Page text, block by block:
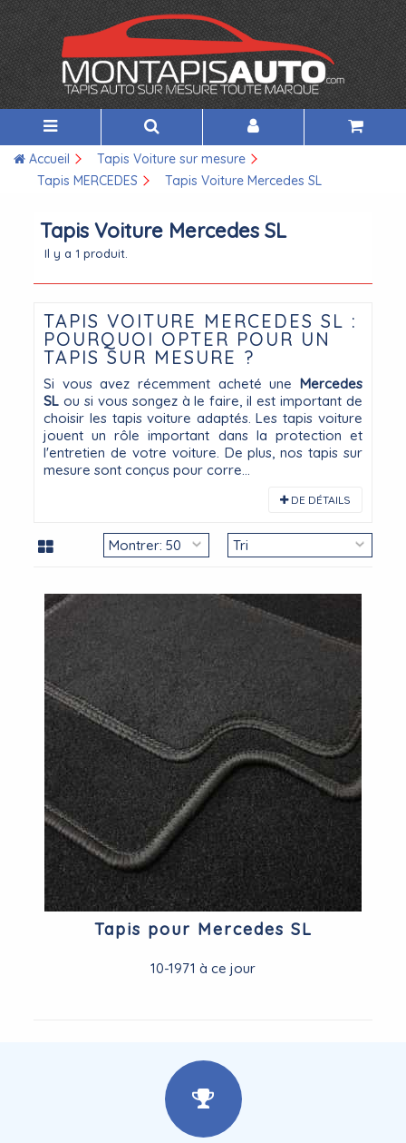
Accueil
Tapis Voiture sur mesure
Tapis MERCEDES
Tapis Voiture Mercedes SL
Tapis Voiture Mercedes SL
Il y a 1 produit.
TAPIS VOITURE MERCEDES SL :
POURQUOI OPTER POUR UN
TAPIS SUR MESURE ?
Si vous avez récemment acheté une Mercedes
SL ou si vous songez à le faire, il est important de
choisir les tapis voiture adaptés. Les tapis voiture
jouent un rôle important dans la protection et
l'entretien de votre voiture. De plus, nos tapis sur
mesure sont conçus pour corre...
DE DÉTAILS
Tapis pour Mercedes SL
10-1971 à ce jour